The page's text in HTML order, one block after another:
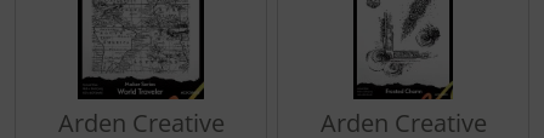
Arden Creative
Arden Creative